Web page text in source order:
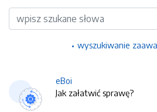
Wyszukiwarka
wyszukiwanie
eBoi
Jak załatwić sprawę?